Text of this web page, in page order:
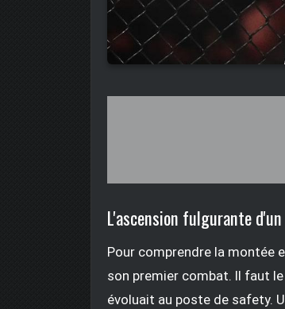
L'ascension fulgurante
Pour comprendre la montée
son premier combat. Il faut
évoluait au poste de safety.